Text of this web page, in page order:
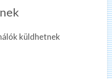
küldhetnek